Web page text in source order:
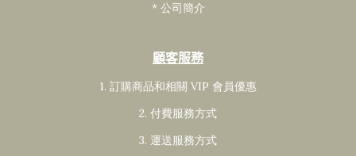
* 公司簡介
顧客服務
1. 訂購商品和相關 VIP 會員優惠
2. 付費服務方式
3. 運送服務方式